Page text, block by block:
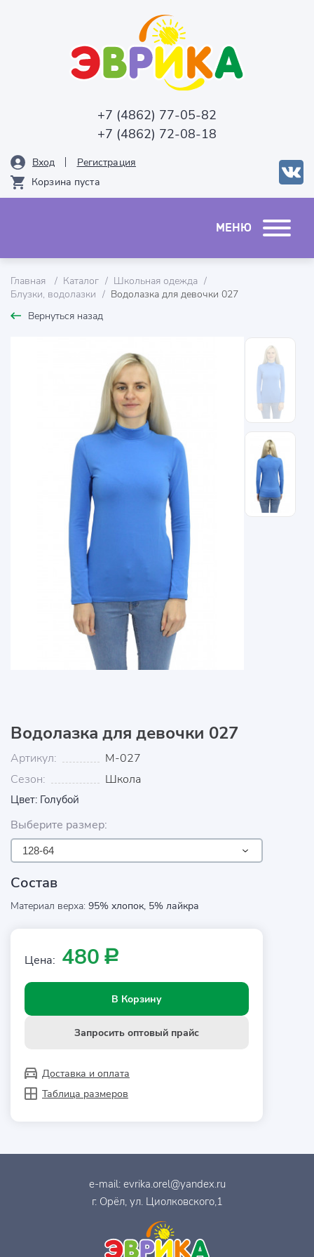
+7 (4862) 77-05-82
+7 (4862) 72-08-18
Вход
Рeгистрация
Корзина пуста
Главная Каталог
Школьная одежда
Блузки, водолазки
Водолазка для девочки 027
Вернуться назад
Водолазка для девочки 027
Артикул:
М-027
Сезон:
Школа
Цвет: Голубой
Выберите размер:
128-64
Состав
Материал верха: 95% хлопок, 5% лайкра
Цена: 480 Р
В Корзину
Запросить оптовый прайс
Доставка и оплата
Таблица размеров
e-mail: evrika.orel@yandex.ru
г. Орёл, ул. Циолковского,1